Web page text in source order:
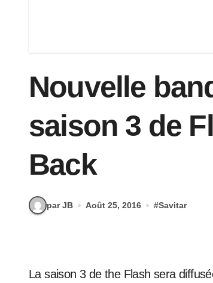
Nouvelle
saison 3 de
Back
par JB Août 25, 2016 #Savitar
La saison 3 de the Flash sera diffusée sur la CW à partir du mardi 4 octobre sur la CW et une